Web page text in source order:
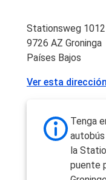
Stationsweg 1012
9726 AZ Groninga
Países Bajos
Ver esta
Tenga
la
puente